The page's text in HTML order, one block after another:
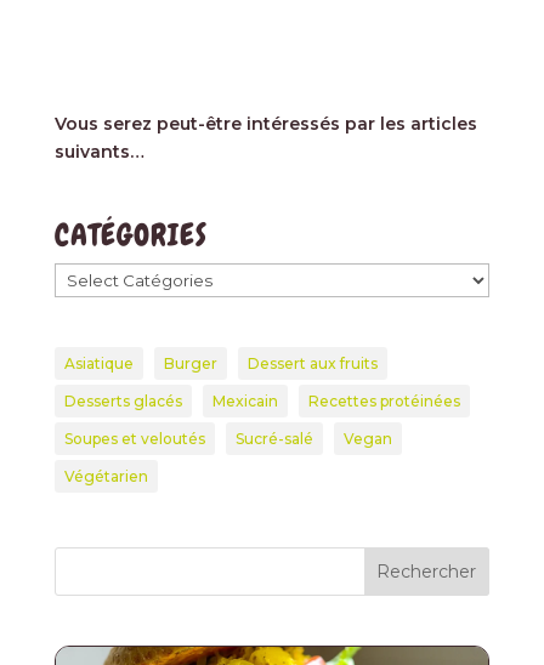
Vous serez peut-être intéressés par les articles
suivants…
CATÉGORIES
Asiatique Burger Dessert aux fruits
Desserts glacés Mexicain Recettes protéinées
Soupes et veloutés Sucré-salé Vegan
Végétarien
Rechercher